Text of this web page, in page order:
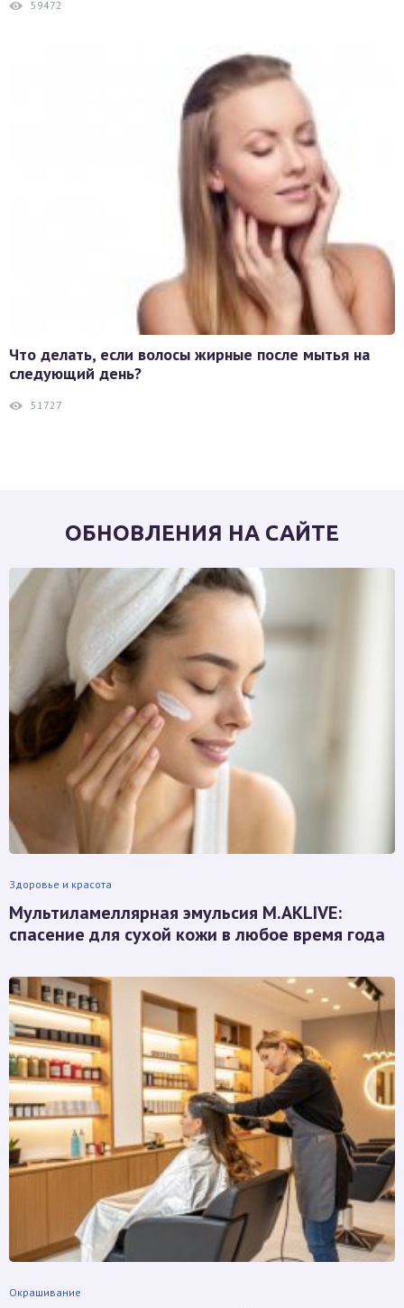
59472
Что делать, если волосы жирные после мытья на
следующий день?
51727
ОБНОВЛЕНИЯ НА САЙТЕ
Здоровье и красота
Мультиламеллярная эмульсия M.AKLIVE:
спасение для сухой кожи в любое время года
Окрашивание